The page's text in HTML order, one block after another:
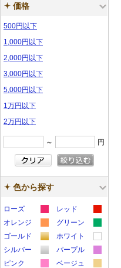
価格
500円以下
1,000円以下
2,000円以下
3,000円以下
5,000円以下
1万円以下
2万円以下
～ 円
色から探す
ローズ
カ
ラ
レッド
カ
ラ
オレンジ
カ
ラ
グリーン
カ
ラ
ゴールド
カ
ラ
ホワイト
カ
ラ
シルバー
カ
パープル
カ
ピンク ベージュ